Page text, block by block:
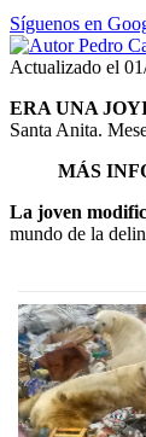
Síguenos en
Actualizado el
ERA UNA
Santa Anita.
MÁS
La joven
mundo de la